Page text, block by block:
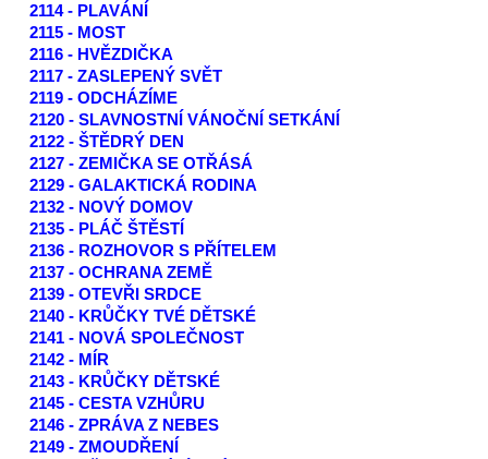
2114 - PLAVÁNÍ
2115 - MOST
2116 - HVĚZDIČKA
2117 - ZASLEPENÝ SVĚT
2119 - ODCHÁZÍME
2120 - SLAVNOSTNÍ VÁNOČNÍ SETKÁNÍ
2122 - ŠTĚDRÝ DEN
2127 - ZEMIČKA SE OTŘÁSÁ
2129 - GALAKTICKÁ RODINA
2132 - NOVÝ DOMOV
2135 - PLÁČ ŠTĚSTÍ
2136 - ROZHOVOR S PŘÍTELEM
2137 - OCHRANA ZEMĚ
2139 - OTEVŘI SRDCE
2140 - KRŮČKY TVÉ DĚTSKÉ
2141 - NOVÁ SPOLEČNOST
2142 - MÍR
2143 - KRŮČKY DĚTSKÉ
2145 - CESTA VZHŮRU
2146 - ZPRÁVA Z NEBES
2149 - ZMOUDŘENÍ